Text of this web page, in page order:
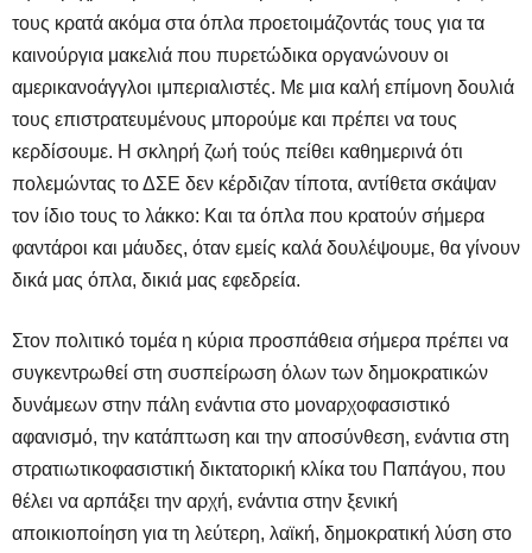
τους κρατά ακόμα στα όπλα προετοιμάζοντάς τους για τα
καινούργια μακελιά που πυρετώδικα οργανώνουν οι
αμερικανοάγγλοι ιμπεριαλιστές. Με μια καλή επίμονη δουλιά
τους επιστρατευμένους μπορούμε και πρέπει να τους
κερδίσουμε. Η σκληρή ζωή τούς πείθει καθημερινά ότι
πολεμώντας το ΔΣΕ δεν κέρδιζαν τίποτα, αντίθετα σκάψαν
τον ίδιο τους το λάκκο: Και τα όπλα που κρατούν σήμερα
φαντάροι και μάυδες, όταν εμείς καλά δουλέψουμε, θα γίνουν
δικά μας όπλα, δικιά μας εφεδρεία.
Στον πολιτικό τομέα η κύρια προσπάθεια σήμερα πρέπει να
συγκεντρωθεί στη συσπείρωση όλων των δημοκρατικών
δυνάμεων στην πάλη ενάντια στο μοναρχοφασιστικό
αφανισμό, την κατάπτωση και την αποσύνθεση, ενάντια στη
στρατιωτικοφασιστική δικτατορική κλίκα του Παπάγου, που
θέλει να αρπάξει την αρχή, ενάντια στην ξενική
αποικιοποίηση για τη λεύτερη, λαϊκή, δημοκρατική λύση στο